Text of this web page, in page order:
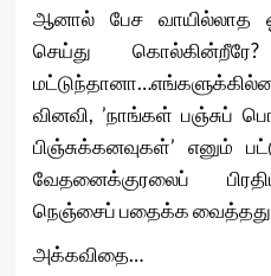
ஆனால் பேச வாயில்லாத
செய்து
வினவி, ’நாங்கள் பஞ்சுப்
பிஞ்சுக்கனவுகள்’ எனும்
வேதனைக்குரலைப்
நெஞ்சைப் பதைக்க
அக்கவிதை…